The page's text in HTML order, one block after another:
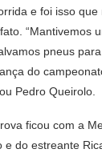
e foi isso que
“Mantivemos
pneus
do
Pedro Queirolo.
ficou com a
e do estreante